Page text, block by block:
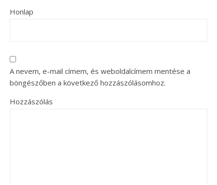
Honlap
A nevem, e-mail címem, és weboldalcímem mentése a
böngészőben a következő hozzászólásomhoz.
Hozzászólás